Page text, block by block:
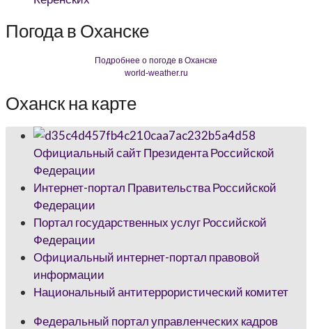
Погода в Оханске
Подробнее о погоде в Оханске
world-weather.ru
Оханск на карте
Официальный сайт Президента Российской
Федерации
Интернет-портал Правительства Российской
Федерации
Портал государственных услуг Российской
Федерации
Официальный интернет-портал правовой
информации
Национальный антитеррористический комитет
Федеральный портал управленческих кадров